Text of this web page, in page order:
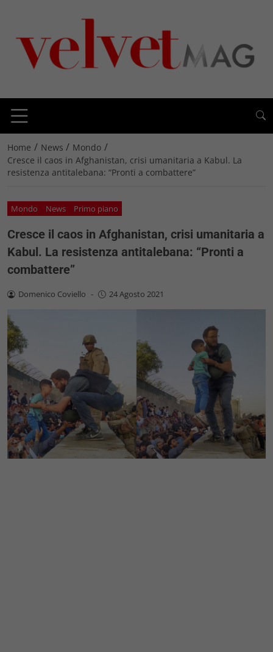
Home / News / Mondo /
Cresce il caos in Afghanistan, crisi umanitaria a Kabul. La
resistenza antitalebana: “Pronti a combattere”
Mondo News Primo piano
Cresce il caos in Afghanistan, crisi umanitaria a
Kabul. La resistenza antitalebana: “Pronti a
combattere”
Domenico Coviello - 24 Agosto 2021